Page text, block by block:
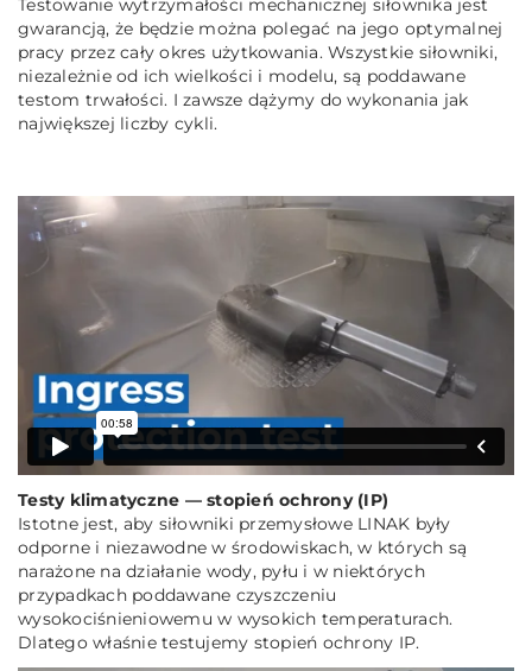
Testowanie wytrzymałości mechanicznej siłownika jest
gwarancją, że będzie można polegać na jego optymalnej
pracy przez cały okres użytkowania. Wszystkie siłowniki,
niezależnie od ich wielkości i modelu, są poddawane
testom trwałości. I zawsze dążymy do wykonania jak
największej liczby cykli.
Testy klimatyczne — stopień ochrony (IP)
Istotne jest, aby siłowniki przemysłowe LINAK były
odporne i niezawodne w środowiskach, w których są
narażone na działanie wody, pyłu i w niektórych
przypadkach poddawane czyszczeniu
wysokociśnieniowemu w wysokich temperaturach.
Dlatego właśnie testujemy stopień ochrony IP.